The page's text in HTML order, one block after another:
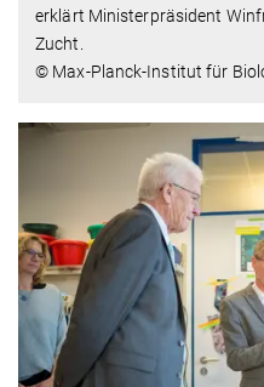
erklärt Ministerpräsident
Zucht.
© Max-Planck-Institut für